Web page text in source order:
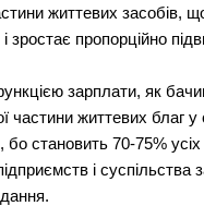
життевих засобів,
зростає пропорційно
зарплати, як
частини життевих благ
становить 70-75%
і